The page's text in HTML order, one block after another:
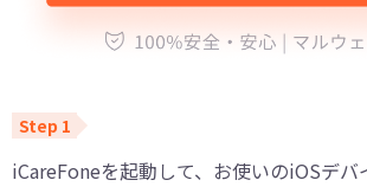
iCareFoneを起動して、お使いのiOSデバ